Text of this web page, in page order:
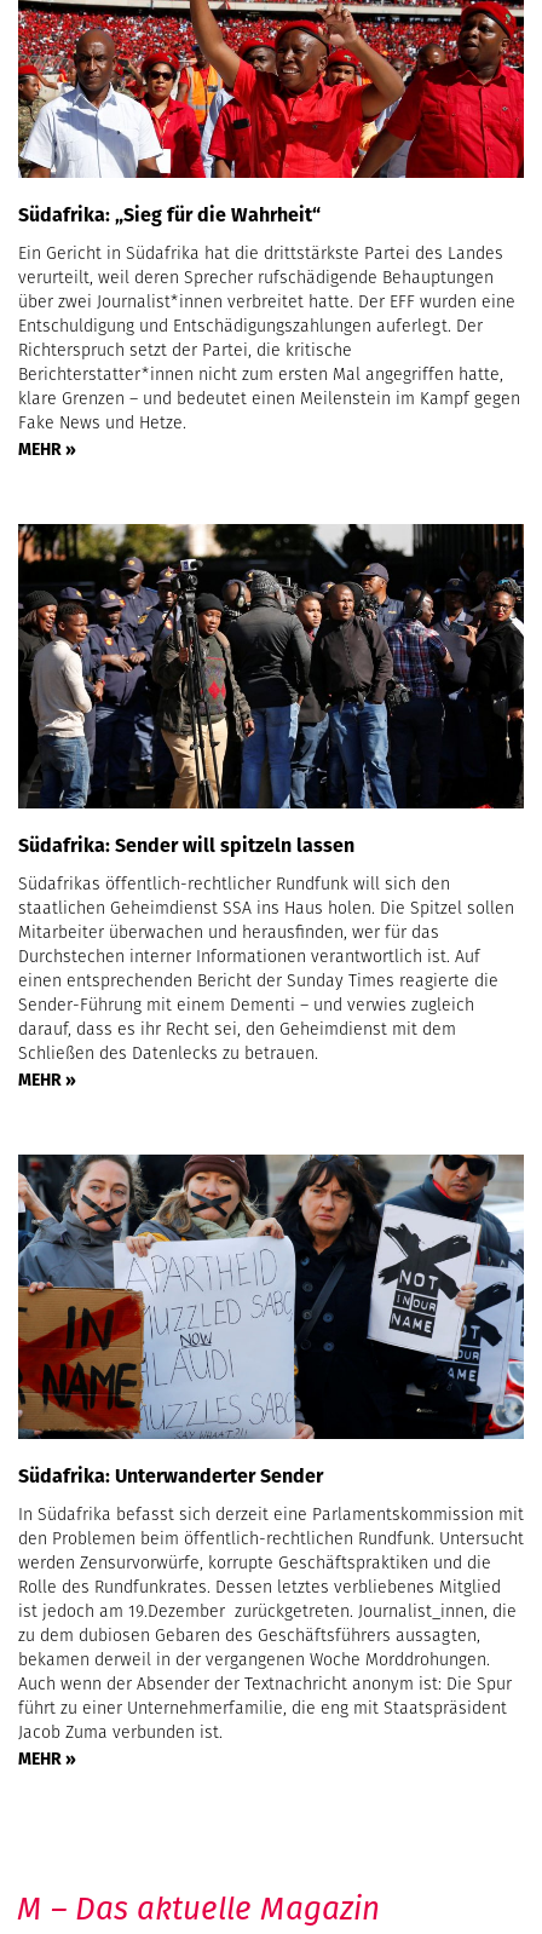
Südafrika: „Sieg für die Wahrheit“
Ein Gericht in Südafrika hat die drittstärkste Partei des Landes
verurteilt, weil deren Sprecher rufschädigende Behauptungen
über zwei Journalist*innen verbreitet hatte. Der EFF wurden eine
Entschuldigung und Entschädigungszahlungen auferlegt. Der
Richterspruch setzt der Partei, die kritische
Berichterstatter*innen nicht zum ersten Mal angegriffen hatte,
klare Grenzen – und bedeutet einen Meilenstein im Kampf gegen
Fake News und Hetze.
MEHR »
Südafrika: Sender will spitzeln lassen
Südafrikas öffentlich-rechtlicher Rundfunk will sich den
staatlichen Geheimdienst SSA ins Haus holen. Die Spitzel sollen
Mitarbeiter überwachen und herausfinden, wer für das
Durchstechen interner Informationen verantwortlich ist. Auf
einen entsprechenden Bericht der Sunday Times reagierte die
Sender-Führung mit einem Dementi – und verwies zugleich
darauf, dass es ihr Recht sei, den Geheimdienst mit dem
Schließen des Datenlecks zu betrauen.
MEHR »
Südafrika: Unterwanderter Sender
In Südafrika befasst sich derzeit eine Parlamentskommission mit
den Problemen beim öffentlich-rechtlichen Rundfunk. Untersucht
werden Zensurvorwürfe, korrupte Geschäftspraktiken und die
Rolle des Rundfunkrates. Dessen letztes verbliebenes Mitglied
ist jedoch am 19.Dezember zurückgetreten. Journalist_innen, die
zu dem dubiosen Gebaren des Geschäftsführers aussagten,
bekamen derweil in der vergangenen Woche Morddrohungen.
Auch wenn der Absender der Textnachricht anonym ist: Die Spur
führt zu einer Unternehmerfamilie, die eng mit Staatspräsident
Jacob Zuma verbunden ist.
MEHR »
M – Das aktuelle Magazin